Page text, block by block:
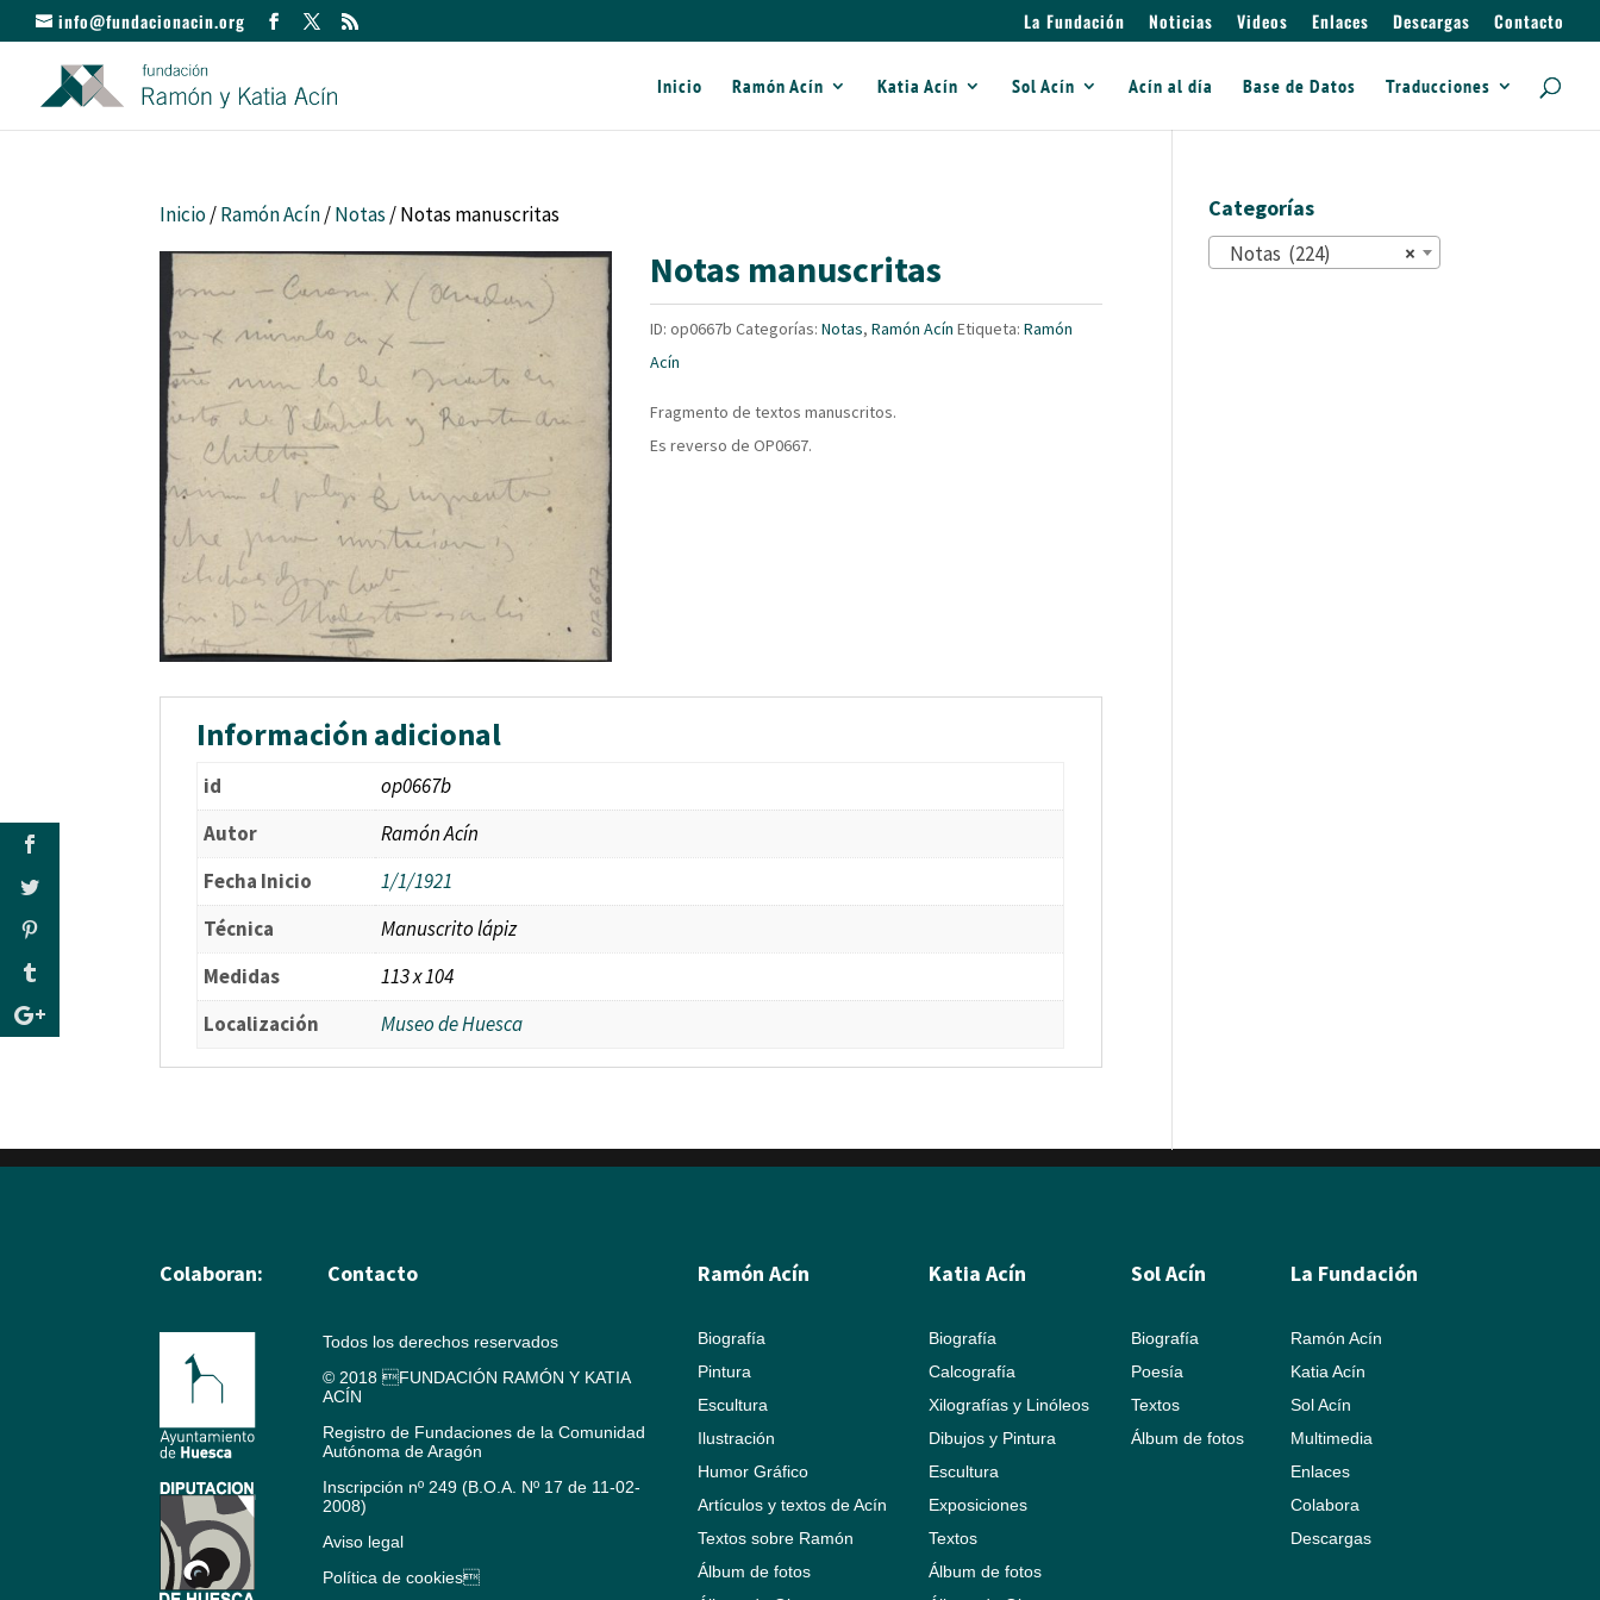
info@fundacionacin.org La Fundación Noticias Videos Enlaces Descargas Contacto
Inicio Ramón Acín Katia Acín Sol Acín Acín al día Base de Datos Traducciones
Inicio/Ramón Acín/Notas / Notas manuscritas
Notas manuscritas
ID:op0667b Categorías:Notas,Ramón Acín Etiqueta:Ramón
Acín
Fragmento de textos manuscritos.
Es reverso de OP0667.
Información adicional
id
op0667b
Autor
Ramón Acín
Fecha Inicio
1/1/1921
Técnica
Manuscrito lápiz
Medidas
113 x 104
Localización
Museo de Huesca
Categorías
×
Notas (224)
Colaboran: Contacto
Todos los derechos reservados
© 2018 FUNDACIÓN RAMÓN Y KATIA
ACÍN
Registro de Fundaciones de la Comunidad
Autónoma de Aragón
Inscripción nº 249 (B.O.A. Nº 17 de 11-02-
2008)
Aviso legal
Política de cookies
Ramón Acín
Biografía
Pintura
Escultura
Ilustración
Humor Gráfico
Artículos y textos de Acín
Textos sobre Ramón
Álbum de fotos
Katia Acín
Biografía
Calcografía
Xilografías y Linóleos
Dibujos y Pintura
Escultura
Exposiciones
Textos
Álbum de fotos
Sol Acín
Biografía
Poesía
Textos
Álbum de fotos
La Fundación
Ramón Acín
Katia Acín
Sol Acín
Multimedia
Enlaces
Colabora
Descargas